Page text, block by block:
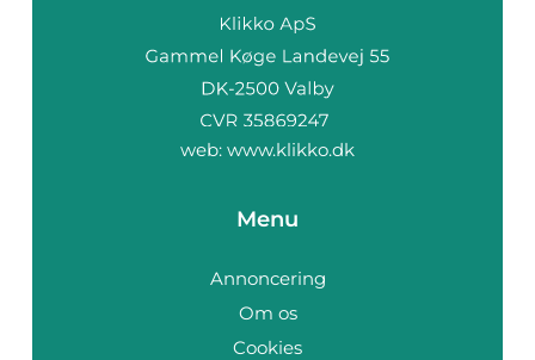
web: www.klikko.dk
Menu
Annoncering
Om os
Cookies